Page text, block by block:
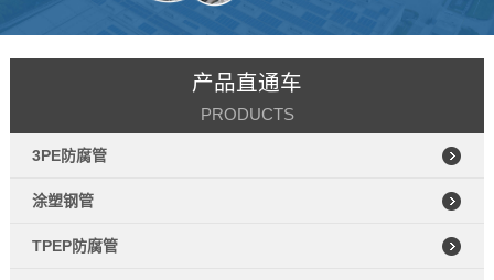
产品直通车
PRODUCTS
3PE防腐管
涂塑钢管
TPEP防腐管